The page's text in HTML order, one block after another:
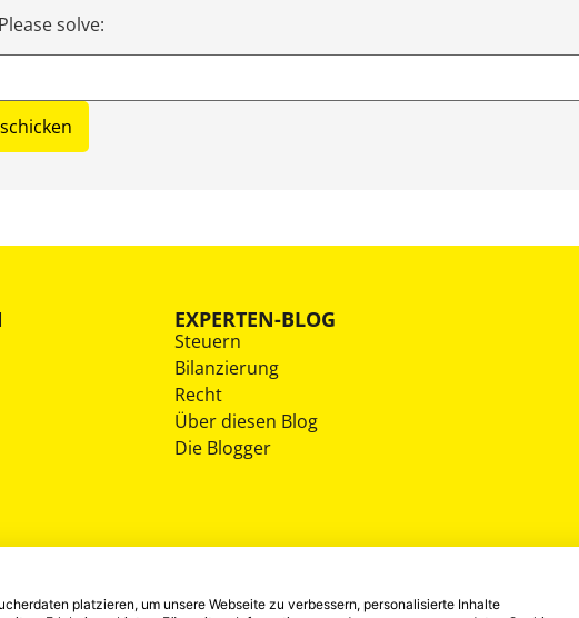
solve:
EXPERTEN-BLOG
Steuern
Bilanzierung
Recht
Über diesen Blog
Die Blogger
platzieren, um unsere Webseite zu verbessern, personalisierte Inhalte